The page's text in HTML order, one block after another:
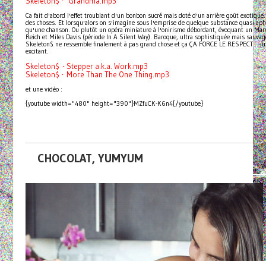
Ca fait d'abord l'effet troublant d'un bonbon sucré mais doté d'un arrière goût
des choses. Et lorsqu'alors on s'imagine sous l'emprise de quelque substance quasi
qu'une chanson. Ou plutôt un opéra miniature à l'onirisme débordant, évoquant un
Reich et Miles Davis (période In A Silent Way). Baroque, ultra sophistiquée mais
Skeleton$ ne ressemble finalement à pas grand chose et ça ÇA FORCE LE
excitant.
Skeleton$ - Stepper a.k.a. Work.mp3
Skeleton$ - More Than The One Thing.mp3
et une vidéo :
{youtube width="480" height="390"}MZfuCK-K6n4{/youtube}
CHOCOLAT, YUMYUM